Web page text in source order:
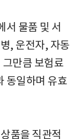
서 물품 및 서
, 운전자, 자동
만큼 보험료
동일하며 유효
품을 직관적